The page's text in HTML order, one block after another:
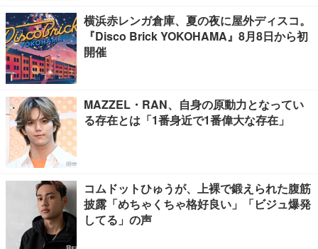
横浜赤レンガ倉庫、夏の夜に屋外ディスコ。
『Disco Brick YOKOHAMA』8月8日から初
開催
MAZZEL・RAN、自身の原動力となってい
る存在とは「1番身近で1番偉大な存在」
コムドットひゅうが、上裸で鍛えられた腹筋
披露「めちゃくちゃ格好良い」「ビジュ爆発
してる」の声